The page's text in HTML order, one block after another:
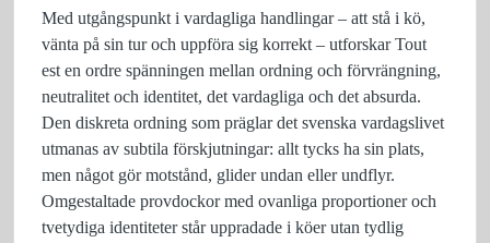
Med utgångspunkt i vardagliga handlingar – att stå i kö,
vänta på sin tur och uppföra sig korrekt – utforskar Tout
est en ordre spänningen mellan ordning och förvrängning,
neutralitet och identitet, det vardagliga och det absurda.
Den diskreta ordning som präglar det svenska vardagslivet
utmanas av subtila förskjutningar: allt tycks ha sin plats,
men något gör motstånd, glider undan eller undflyr.
Omgestaltade provdockor med ovanliga proportioner och
tvetydiga identiteter står uppradade i köer utan tydlig